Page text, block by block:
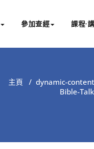
參加查經 課程∙
主頁 / dynamic-
Bible-